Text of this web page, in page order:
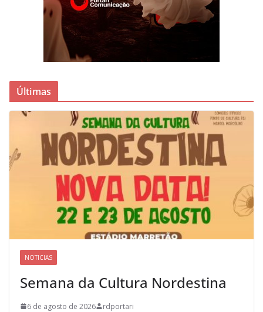
Últimas
NOTICIAS
Semana da Cultura Nordestina
6 de agosto de 2026 rdportari